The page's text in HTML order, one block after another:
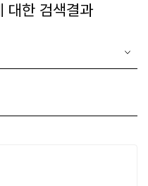
대한 검색결과